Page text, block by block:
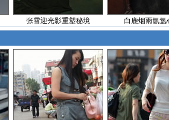
张雪迎光影重塑秘境 白鹿烟雨氤氲